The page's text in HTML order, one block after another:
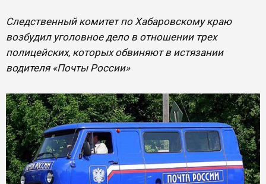
Следственный комитет по Хабаровскому краю
возбудил уголовное дело в отношении трех
полицейских, которых обвиняют в истязании
водителя «Почты России»